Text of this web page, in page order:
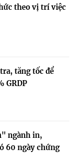
theo vị trí việc
tăng tốc để
GRDP
ngành in,
60 ngày chứng